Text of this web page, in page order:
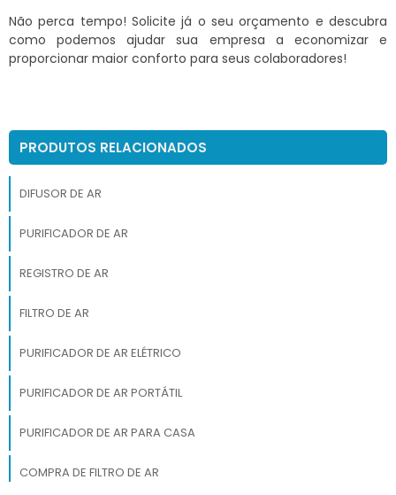
Não perca tempo! Solicite já o seu orçamento e descubra
como podemos ajudar sua empresa a economizar e
proporcionar maior conforto para seus colaboradores!
PRODUTOS RELACIONADOS
DIFUSOR DE AR
PURIFICADOR DE AR
REGISTRO DE AR
FILTRO DE AR
PURIFICADOR DE AR ELÉTRICO
PURIFICADOR DE AR PORTÁTIL
PURIFICADOR DE AR PARA CASA
COMPRA DE FILTRO DE AR